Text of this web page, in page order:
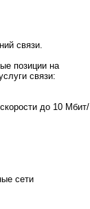
связи.
позиции на
связи:
до 10 Мбит/
сети